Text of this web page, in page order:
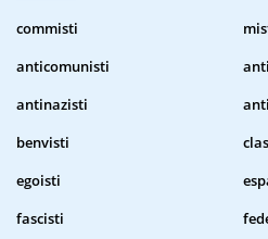
commisti
anticomunisti
antinazisti
benvisti
egoisti
fascisti